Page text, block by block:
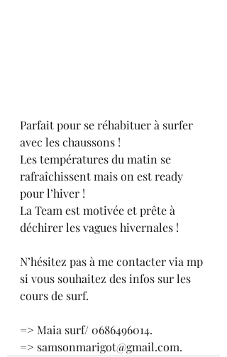
Parfait pour se réhabituer à surfer
avec les chaussons !
Les températures du matin se
rafraîchissent mais on est ready
pour l’hiver !
La Team est motivée et prête à
déchirer les vagues hivernales !
N’hésitez pas à me contacter via mp
si vous souhaitez des infos sur les
cours de surf.
=> Maia surf/ 0686496014.
=> samsonmarigot@gmail.com.